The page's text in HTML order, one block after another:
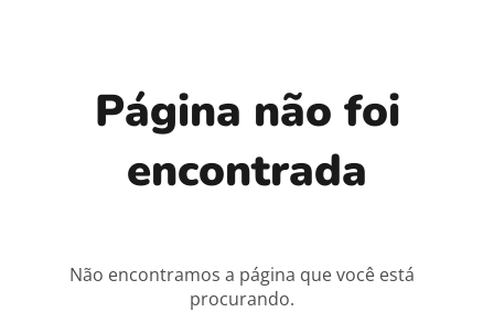
Página não foi
encontrada
Não encontramos a página que você está
procurando.